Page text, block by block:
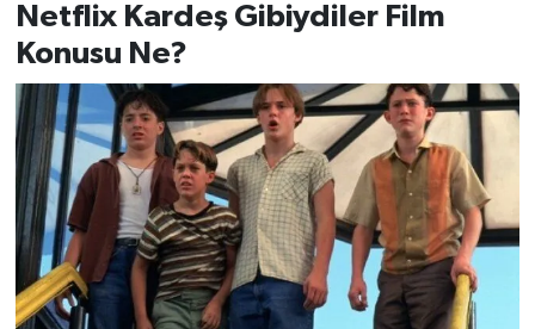
Netflix Kardeş Gibiydiler Film
Konusu Ne?